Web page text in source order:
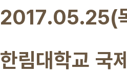
2017.05.25(
한림대학교 국